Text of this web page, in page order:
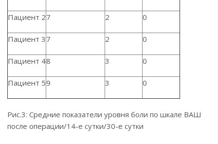
Пациент 27 2 0
Пациент 3 7 2 0
Пациент 48 3 0
Пациент 59 3 0
Рис.3: Средние показатели уровня боли по шкале ВАШ
после операции/14-е сутки/30-е сутки